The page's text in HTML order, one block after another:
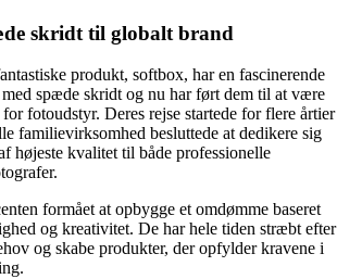
skridt til globalt brand
produkt, softbox, har en fascinerende
spæde skridt og nu har ført dem til at være
fotoudstyr. Deres rejse startede for flere årtier
familievirksomhed besluttede at dedikere sig
højeste kvalitet til både professionelle
formået at opbygge et omdømme baseret
og kreativitet. De har hele tiden stræbt efter
og skabe produkter, der opfylder kravene i